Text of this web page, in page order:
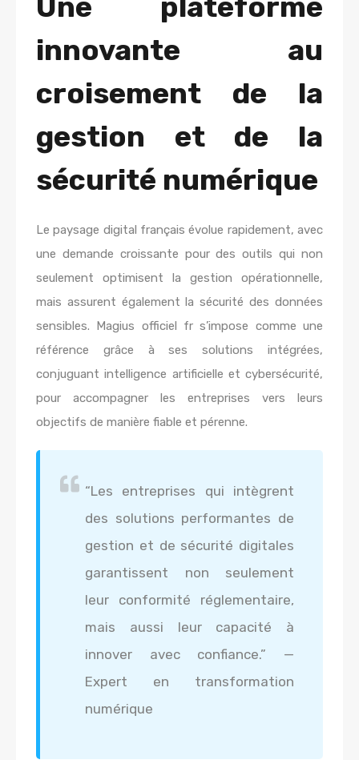
innovante au
croisement de la
gestion et de la
sécurité numérique
Le paysage digital français évolue rapidement, avec
une demande croissante pour des outils qui non
seulement optimisent la gestion opérationnelle,
mais assurent également la sécurité des données
sensibles. Magius officiel fr s’impose comme une
référence grâce à ses solutions intégrées,
conjuguant intelligence artificielle et cybersécurité,
pour accompagner les entreprises vers leurs
objectifs de manière fiable et pérenne.
“Les entreprises qui intègrent
des solutions performantes de
gestion et de sécurité digitales
garantissent non seulement
leur conformité réglementaire,
mais aussi leur capacité à
innover avec confiance.” —
Expert en transformation
numérique